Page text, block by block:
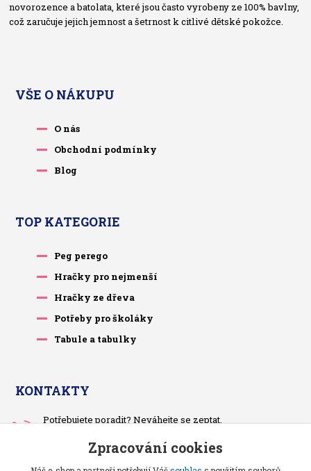
novorozence a batolata, které jsou často vyrobeny ze 100% bavlny,
což zaručuje jejich jemnost a šetrnost k citlivé dětské pokožce.
VŠE O NÁKUPU
O nás
Obchodní podmínky
Blog
TOP KATEGORIE
Peg perego
Hračky pro nejmenší
Hračky ze dřeva
Potřeby pro školáky
Tabule a tabulky
KONTAKTY
Potřebujete poradit? Neváhejte se zeptat.
Po-čt, po 13 hodiněZpracování cookies